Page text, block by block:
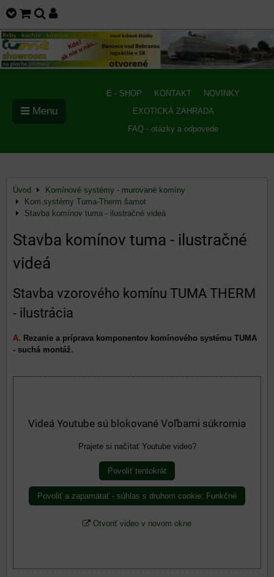
E - SHOP KONTAKT
NOVINKY
EXOTICKÁ ZÁHRADA
FAQ - otázky a odpovede
Menu
Úvod
Komínové systémy - murované komíny
Kom.systémy Tuma-Therm šamot
Stavba komínov tuma - ilustračné videá
Stavba komínov tuma - ilustračné
videá
Stavba vzorového komínu TUMA THERM
- ilustrácia
A. Rezanie a príprava komponentov komínového systému TUMA
- suchá montáž.
Videá Youtube sú blokované Voľbami súkromia
Prajete si načítať Youtube video?
Povoliť tentokrát
Povoliť a zapamätať - súhlas s druhom cookie: Funkčné
Otvoriť video v novom okne